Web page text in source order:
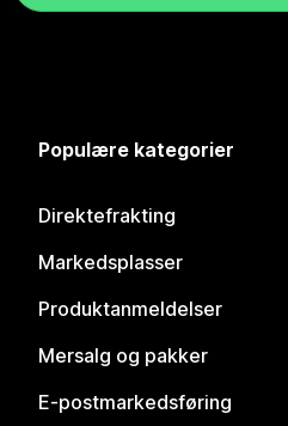
Populære kategorier
Direktefrakting
Markedsplasser
Produktanmeldelser
Mersalg og pakker
E-postmarkedsføring